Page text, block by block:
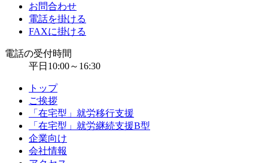
お問合わせ
電話を掛ける
FAXに掛ける
電話の受付時間
平日10:00～16:30
トップ
ご挨拶
「在宅型」就労移行支援
「在宅型」就労継続支援B型
企業向け
会社情報